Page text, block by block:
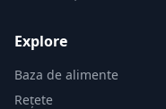
Explore
Baza de alimente
Rețete